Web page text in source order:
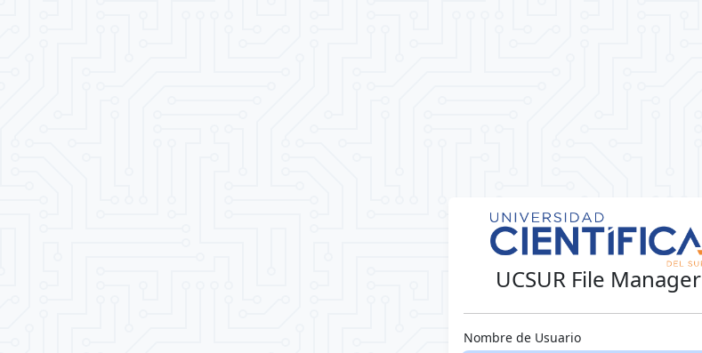
UCSUR File Manager
Nombre de Usuario